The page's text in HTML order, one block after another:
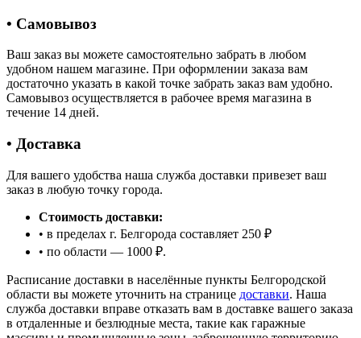
• Самовывоз
Ваш заказ вы можете самостоятельно забрать в любом
удобном нашем магазине. При оформлении заказа вам
достаточно указать в какой точке забрать заказ вам удобно.
Самовывоз осуществляется в рабочее время магазина в
течение 14 дней.
• Доставка
Для вашего удобства наша служба доставки привезет ваш
заказ в любую точку города.
Стоимость доставки:
• в пределах г. Белгорода составляет 250 ₽
• по области — 1000 ₽.
Расписание доставки в населённые пункты Белгородской
области вы можете уточнить на странице доставки. Наша
служба доставки вправе отказать вам в доставке вашего заказа
в отдаленные и безлюдные места, такие как гаражные